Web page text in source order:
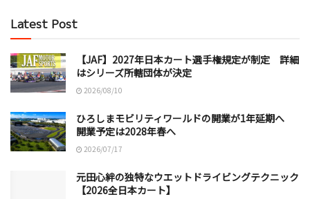
Latest Post
【JAF】2027年日本カート選手権規定が制定 詳細
はシリーズ所轄団体が決定
2026/08/10
ひろしまモビリティワールドの開業が1年延期へ
開業予定は2028年春へ
2026/07/17
元田心絆の独特なウエットドライビングテクニック
【2026全日本カート】